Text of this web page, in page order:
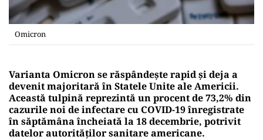
Omicron
Varianta Omicron se răspândește rapid și deja a
devenit majoritară în Statele Unite ale Americii.
Această tulpină reprezintă un procent de 73,2% din
cazurile noi de infectare cu COVID-19 înregistrate
în săptămâna încheiată la 18 decembrie, potrivit
datelor autorităţilor sanitare americane.